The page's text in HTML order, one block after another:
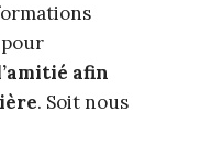
afin
. Soit nous